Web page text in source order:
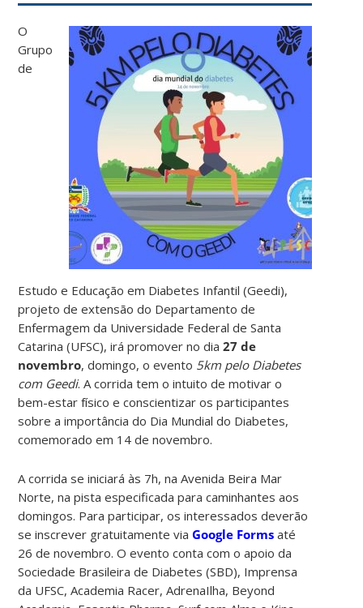
O
Grupo
de
Estudo e Educação em Diabetes Infantil (Geedi),
projeto de extensão do Departamento de
Enfermagem da Universidade Federal de Santa
Catarina (UFSC), irá promover no dia27 de
novembro, domingo, o evento 5km pelo Diabetes
com Geedi. A corrida tem o intuito de motivar o
bem-estar físico e conscientizar os participantes
sobre a importância do Dia Mundial do Diabetes,
comemorado em 14 de novembro.
A corrida se iniciará às 7h, na Avenida Beira Mar
Norte, na pista especificada para caminhantes aos
domingos. Para participar, os interessados deverão
se inscrever gratuitamente viaGoogle Forms até
26 de novembro. O evento conta com o apoio da
Sociedade Brasileira de Diabetes (SBD), Imprensa
da UFSC, Academia Racer, AdrenaIlha, Beyond